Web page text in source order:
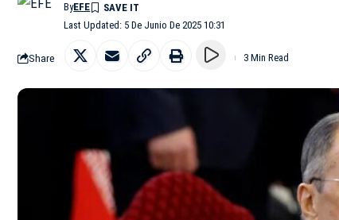
Last Updated: 5 De Junio De 2025 10:31
ByEFE
Share 3 Min Read